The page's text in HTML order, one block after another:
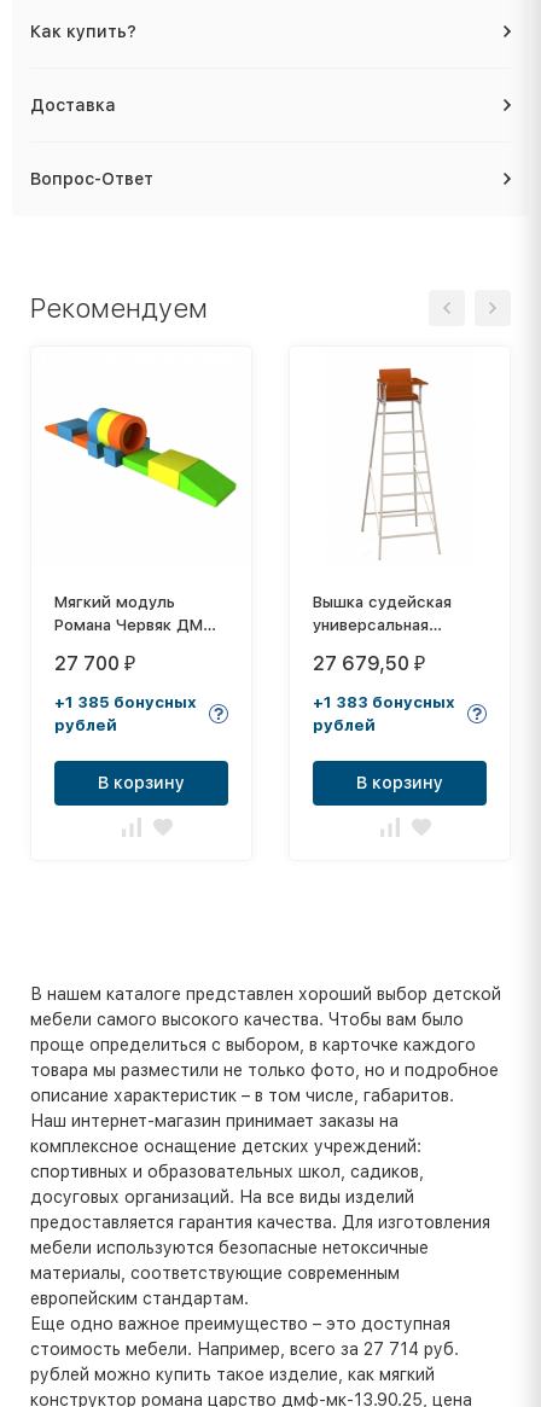
Как купить?
Доставка
Вопрос-Ответ
Рекомендуем
Мягкий модуль
Романа Червяк ДМФ-
27 700 ₽
+1 385 бонусных
рублей
В корзину
Вышка судейская
универсальная
ZSO
27 679,50 ₽
+1 383 бонусных
рублей
В корзину
В нашем каталоге представлен хороший выбор детской
мебели самого высокого качества. Чтобы вам было
проще определиться с выбором, в карточке каждого
товара мы разместили не только фото, но и подробное
описание характеристик – в том числе, габаритов.
Наш интернет-магазин принимает заказы на
комплексное оснащение детских учреждений:
спортивных и образовательных школ, садиков,
досуговых организаций. На все виды изделий
предоставляется гарантия качества. Для изготовления
мебели используются безопасные нетоксичные
материалы, соответствующие современным
европейским стандартам.
Еще одно важное преимущество – это доступная
стоимость мебели. Например, всего за 27 714 руб.
рублей можно купить такое изделие, как мягкий
конструктор романа царство дмф-мк-13.90.25, цена